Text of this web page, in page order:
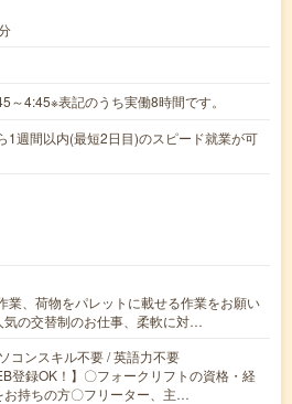
～4:45※表記のうち実働8時間です。
1週間以内(最短2日目)のスピード就業が可
業、荷物をパレットに載せる作業をお願い
気の交替制のお仕事、柔軟に対…
コンスキル不要 / 英語力不要
登録OK！】〇フォークリフトの資格・経
お持ちの方〇フリーター、主…